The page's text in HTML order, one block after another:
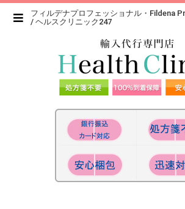
フィルデナプロフェッショナル・Fildena
/ ヘルスクリニック247